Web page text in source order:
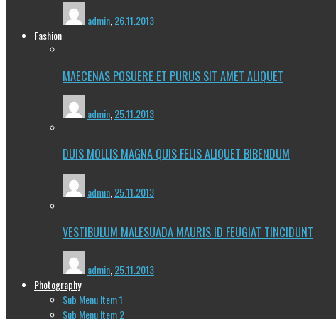
admin 26.11.2013
Fashion
MAECENAS POSUERE ET PURUS SIT AMET ALIQUET
admin 25.11.2013
DUIS MOLLIS MAGNA QUIS FELIS ALIQUET BIBENDUM
admin 25.11.2013
VESTIBULUM MALESUADA MAURIS ID FEUGIAT TINCIDUNT
admin,25.11.2013
Photography
Sub Menu Item 1
Sub Menu Item 2